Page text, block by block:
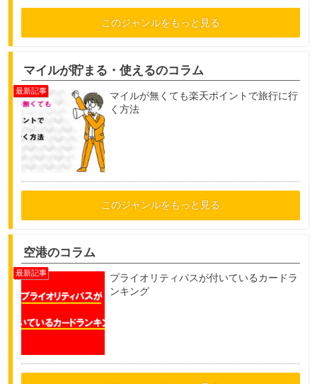
このジャンルをもっと見る
マイルが貯まる・使えるのコラム
マイルが無くても楽天ポイントで旅行に行
く方法
このジャンルをもっと見る
空港のコラム
プライオリティパスが付いているカードラ
ンキング